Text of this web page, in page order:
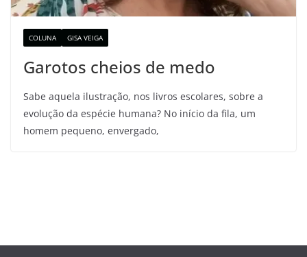
COLUNA GISA VEIGA
Garotos cheios de medo
Sabe aquela ilustração, nos livros escolares, sobre a
evolução da espécie humana? No início da fila, um
homem pequeno, envergado,